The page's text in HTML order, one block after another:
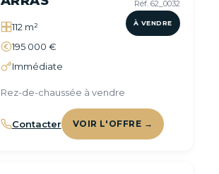
Réf. 62_0032
À VENDRE
112 m²
195 000 €
Immédiate
Rez-de-chaussée à vendre
Contacter VOIR L'OFFRE →